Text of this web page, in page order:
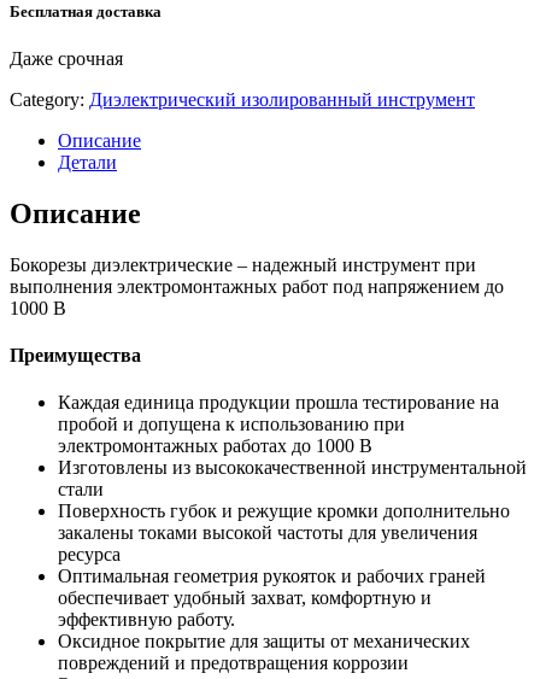
Бесплатная доставка
Даже срочная
Category: Диэлектрический изолированный инструмент
Описание
Детали
Описание
Бокорезы диэлектрические – надежный инструмент при
выполнения электромонтажных работ под напряжением до
1000 В
Преимущества
Каждая единица продукции прошла тестирование на
пробой и допущена к использованию при
электромонтажных работах до 1000 В
Изготовлены из высококачественной инструментальной
стали
Поверхность губок и режущие кромки дополнительно
закалены токами высокой частоты для увеличения
ресурса
Оптимальная геометрия рукояток и рабочих граней
обеспечивает удобный захват, комфортную и
эффективную работу.
Оксидное покрытие для защиты от механических
повреждений и предотвращения коррозии